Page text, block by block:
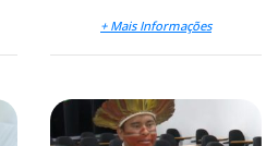
+ Mais Informações